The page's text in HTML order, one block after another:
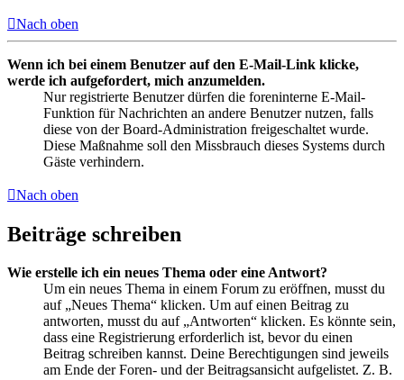
Nach oben
Wenn ich bei einem Benutzer auf den E-Mail-Link klicke,
werde ich aufgefordert, mich anzumelden.
Nur registrierte Benutzer dürfen die foreninterne E-Mail-
Funktion für Nachrichten an andere Benutzer nutzen, falls
diese von der Board-Administration freigeschaltet wurde.
Diese Maßnahme soll den Missbrauch dieses Systems durch
Gäste verhindern.
Nach oben
Beiträge schreiben
Wie erstelle ich ein neues Thema oder eine Antwort?
Um ein neues Thema in einem Forum zu eröffnen, musst du
auf „Neues Thema“ klicken. Um auf einen Beitrag zu
antworten, musst du auf „Antworten“ klicken. Es könnte sein,
dass eine Registrierung erforderlich ist, bevor du einen
Beitrag schreiben kannst. Deine Berechtigungen sind jeweils
am Ende der Foren- und der Beitragsansicht aufgelistet. Z. B.